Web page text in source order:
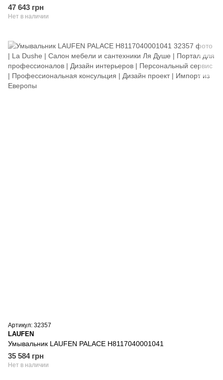
47 643 грн
Нет в наличии
Артикул: 32357
LAUFEN
Умывальник LAUFEN PALACE H8117040001041
35 584 грн
Нет в наличии